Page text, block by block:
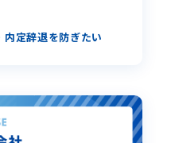
内定辞退を防ぎたい